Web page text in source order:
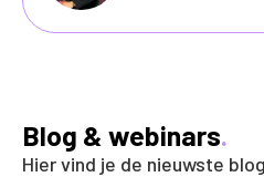
Blog & webinars.
Hier vind je de nieuwste